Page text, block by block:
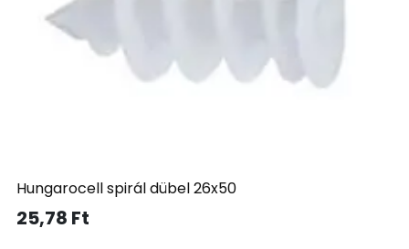
Hungarocell spirál dübel 26x50
25,78 Ft